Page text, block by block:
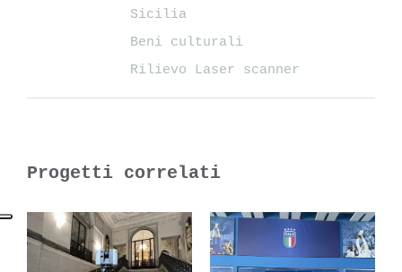
Sicilia
Beni culturali
Rilievo Laser scanner
Progetti correlati